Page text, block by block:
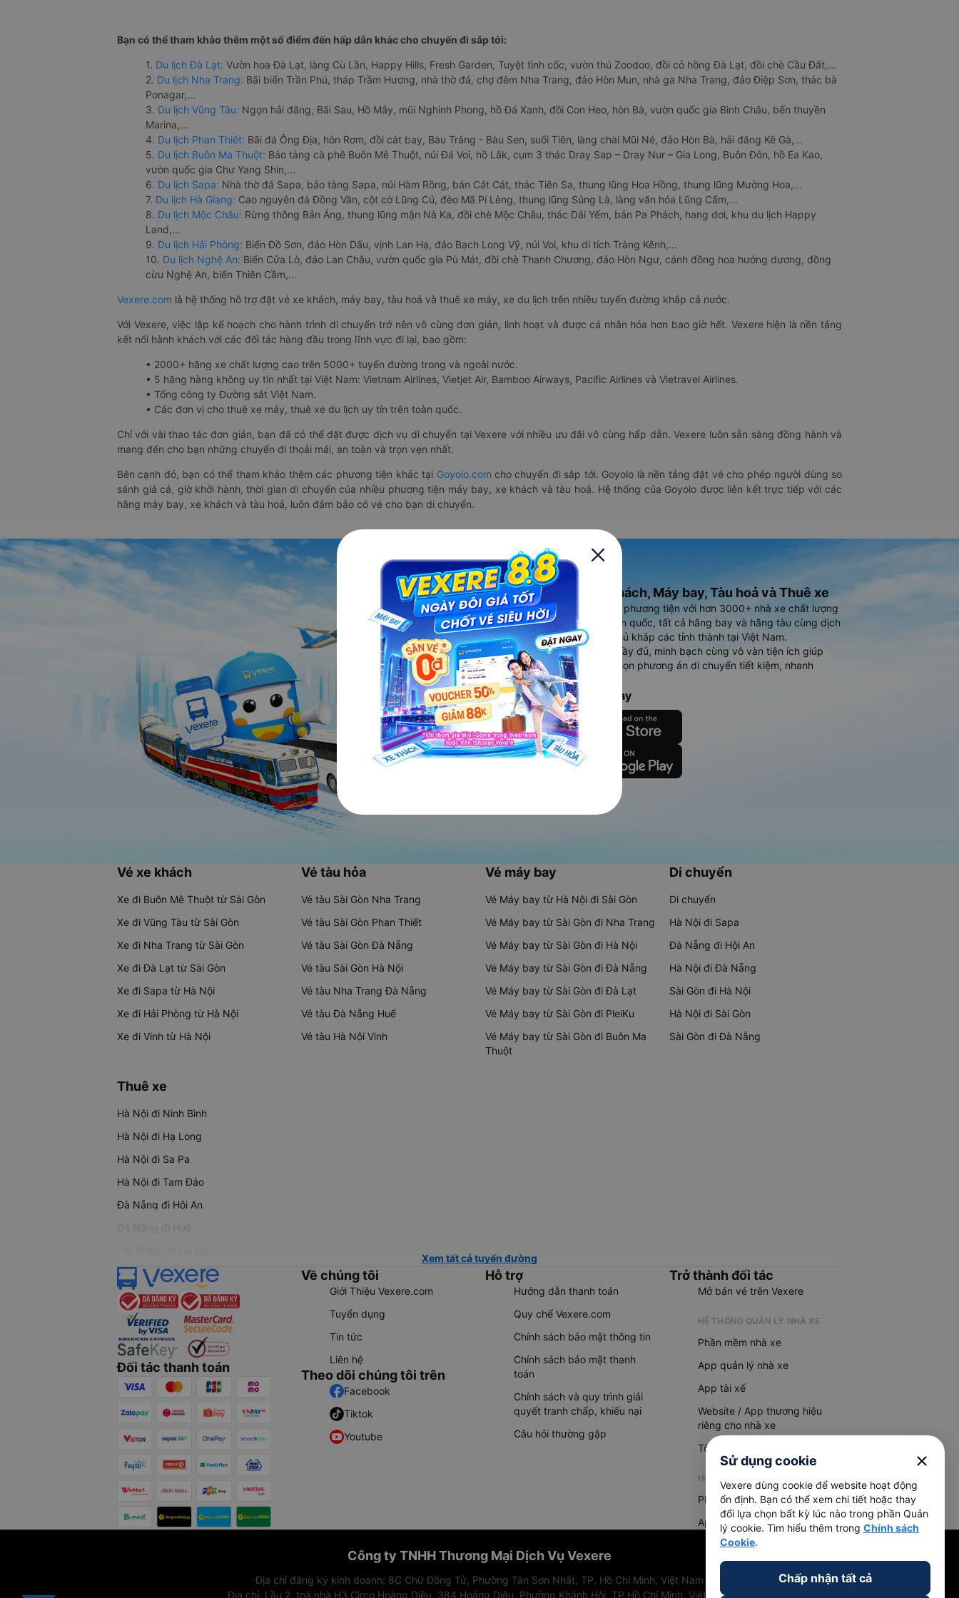
Bạn có thể tham khảo thêm một số điểm đến hấp dẫn khác cho chuyến đi sắp tới:
1. Du lịch Đà Lạt: Vườn hoa Đà Lạt, làng Cù Lần, Happy Hills, Fresh Garden, Tuyệt tình cốc, vườn thú Zoodoo, đồi cỏ hồng Đà Lạt, đồi chè Cầu Đất,...
2. Du lịch Nha Trang: Bãi biển Trần Phú, tháp Trầm Hương, nhà thờ đá, chợ đêm Nha Trang, đảo Hòn Mun, nhà ga Nha Trang, đảo Điệp Sơn, thác bà
Ponagar,...
3. Du lịch Vũng Tàu: Ngọn hải đăng, Bãi Sau, Hồ Mây, mũi Nghinh Phong, hồ Đá Xanh, đồi Con Heo, hòn Bà, vườn quốc gia Bình Châu, bến thuyền
Marina,...
4. Du lịch Phan Thiết: Bãi đá Ông Địa, hòn Rơm, đồi cát bay, Bàu Trắng - Bàu Sen, suối Tiên, làng chài Mũi Né, đảo Hòn Bà, hải đăng Kê Gà,...
5. Du lịch Buôn Ma Thuột: Bảo tàng cà phê Buôn Mê Thuột, núi Đá Voi, hồ Lắk, cụm 3 thác Dray Sap – Dray Nur – Gia Long, Buôn Đôn, hồ Ea Kao,
vườn quốc gia Chư Yang Shin,...
6. Du lịch Sapa: Nhà thờ đá Sapa, bảo tàng Sapa, núi Hàm Rồng, bản Cát Cát, thác Tiên Sa, thung lũng Hoa Hồng, thung lũng Mường Hoa,...
7. Du lịch Hà Giang: Cao nguyên đá Đồng Văn, cột cờ Lũng Cú, đèo Mã Pí Lèng, thung lũng Sủng Là, làng văn hóa Lũng Cẩm,...
8. Du lịch Mộc Châu: Rừng thông Bản Áng, thung lũng mận Nà Ka, đồi chè Mộc Châu, thác Dải Yếm, bản Pa Phách, hang dơi, khu du lịch Happy
Land,...
9. Du lịch Hải Phòng: Biển Đồ Sơn, đảo Hòn Dấu, vịnh Lan Hạ, đảo Bạch Long Vỹ, núi Voi, khu di tích Tràng Kênh,...
10. Du lịch Nghệ An: Biển Cửa Lò, đảo Lan Châu, vườn quốc gia Pù Mát, đồi chè Thanh Chương, đảo Hòn Ngư, cánh đồng hoa hướng dương, đồng
cừu Nghệ An, biển Thiên Cầm,...
Vexere.com là hệ thống hỗ trợ đặt vé xe khách, máy bay, tàu hoả và thuê xe máy, xe du lịch trên nhiều tuyến đường khắp cả nước.
Với Vexere, việc lập kế hoạch cho hành trình di chuyển trở nên vô cùng đơn giản, linh hoạt và được cá nhân hóa hơn bao giờ hết. Vexere hiện là nền tảng
kết nối hành khách với các đối tác hàng đầu trong lĩnh vực đi lại, bao gồm:
• 2000+ hãng xe chất lượng cao trên 5000+ tuyến đường trong và ngoài nước.
• 5 hãng hàng không uy tín nhất tại Việt Nam: Vietnam Airlines, Vietjet Air, Bamboo Airways, Pacific Airlines và Vietravel Airlines.
• Tổng công ty Đường sắt Việt Nam.
• Các đơn vị cho thuê xe máy, thuê xe du lịch uy tín trên toàn quốc.
Chỉ với vài thao tác đơn giản, bạn đã có thể đặt được dịch vụ di chuyển tại Vexere với nhiều ưu đãi vô cùng hấp dẫn. Vexere luôn sẵn sàng đồng hành và
mang đến cho bạn những chuyến đi thoải mái, an toàn và trọn vẹn nhất.
Bên cạnh đó, bạn có thể tham khảo thêm các phương tiện khác tại Goyolo.com cho chuyến đi sắp tới. Goyolo là nền tảng đặt vé cho phép người dùng so
sánh giá cả, giờ khởi hành, thời gian di chuyển của nhiều phương tiện máy bay, xe khách và tàu hoả. Hệ thống của Goyolo được liên kết trực tiếp với các
hãng máy bay, xe khách và tàu hoả, luôn đảm bảo có vé cho bạn di chuyển.
Ứng dụng đặt vé Xe khách, Máy bay, Tàu hoả và Thuê xe
Vexere - ứng dụng đặt vé đa phương tiện với hơn 3000+ nhà xe chất lượng
cao, 5000+ tuyến đường toàn quốc, tất cả hãng bay và hãng tàu cùng dịch
vụ thuê xe máy, xe du lịch phủ khắp các tỉnh thành tại Việt Nam.
Ứng dụng hiển thị thông tin đầy đủ, minh bạch cùng vô vàn tiện ích giúp
người dùng so sánh và lựa chọn phương án di chuyển tiết kiệm, nhanh
chóng và phù hợp nhất.
Tải ứng dụng Vexere ngay
Vé xe khách
Xe đi Buôn Mê Thuột từ Sài Gòn
Xe đi Vũng Tàu từ Sài Gòn
Xe đi Nha Trang từ Sài Gòn
Xe đi Đà Lạt từ Sài Gòn
Xe đi Sapa từ Hà Nội
Xe đi Hải Phòng từ Hà Nội
Xe đi Vinh từ Hà Nội
Vé tàu hỏa
Vé tàu Sài Gòn Nha Trang
Vé tàu Sài Gòn Phan Thiết
Vé tàu Sài Gòn Đà Nẵng
Vé tàu Sài Gòn Hà Nội
Vé tàu Nha Trang Đà Nẵng
Vé tàu Đà Nẵng Huế
Vé tàu Hà Nội Vinh
Vé máy bay
Vé Máy bay từ Hà Nội đi Sài Gòn
Vé Máy bay từ Sài Gòn đi Nha Trang
Vé Máy bay từ Sài Gòn đi Hà Nội
Vé Máy bay từ Sài Gòn đi Đà Nẵng
Vé Máy bay từ Sài Gòn đi Đà Lạt
Vé Máy bay từ Sài Gòn đi PleiKu
Vé Máy bay từ Sài Gòn đi Buôn Ma
Thuột
Di chuyển
Di chuyển
Hà Nội đi Sapa
Đà Nẵng đi Hội An
Hà Nội đi Đà Nẵng
Sài Gòn đi Hà Nội
Hà Nội đi Sài Gòn
Sài Gòn đi Đà Nẵng
Thuê xe
Hà Nội đi Ninh Bình
Hà Nội đi Hạ Long
Hà Nội đi Sa Pa
Hà Nội đi Tam Đảo
Đà Nẵng đi Hội An
Đà Nẵng đi Huế
Xem tất cả tuyến đường
Đối tác thanh toán
Về chúng tôi
Giới Thiệu Vexere.com
Tuyển dụng
Tin tức
Liên hệ
Theo dõi chúng tôi trên
Facebook
Tiktok
Youtube
Hỗ trợ
Hướng dẫn thanh toán
Quy chế Vexere.com
Chính sách bảo mật thông tin
Chính sách bảo mật thanh
toán
Chính sách và quy trình giải
quyết tranh chấp, khiếu nại
Câu hỏi thường gặp
Trở thành đối tác
Mở bán vé trên Vexere
HỆ THỐNG QUẢN LÝ NHÀ XE
Phần mềm nhà xe
App quản lý nhà xe
App tài xế
Website / App thương hiệu
riêng cho nhà xe
Tổng đài AI
HỆ THỐNG QUẢN LÝ HÀNG HOÁ
Phần mềm quản lý hàng hoá
App quản lý hàng hoá
Công ty TNHH Thương Mại Dịch Vụ Vexere
Địa chỉ đăng ký kinh doanh: 8C Chữ Đồng Tử, Phường Tân Sơn Nhất, TP. Hồ Chí Minh, Việt Nam
Địa chỉ: Lầu 2, toà nhà H3 Circo Hoàng Diệu, 384 Hoàng Diệu, Phường Khánh Hội, TP Hồ Chí Minh, Việt Nam
Sử dụng cookie close
Vexere dùng cookie để website hoạt động
ổn định. Bạn có thể xem chi tiết hoặc thay
đổi lựa chọn bất kỳ lúc nào trong phần Quản
lý cookie. Tìm hiểu thêm trong Chính sách
Cookie.
Chấp nhận tất cả